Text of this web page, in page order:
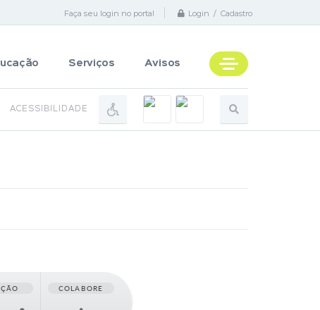
Faça seu login no portal Login / Cadastro
Serviços Avisos
ACESSIBILIDADE
COLABORE